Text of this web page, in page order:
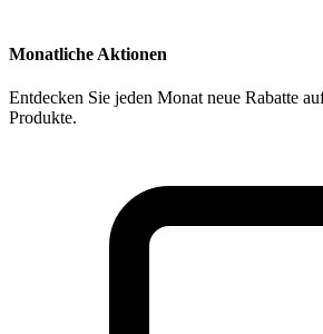
Monatliche Aktionen
Entdecken Sie jeden Monat neue Rabatte
Produkte.